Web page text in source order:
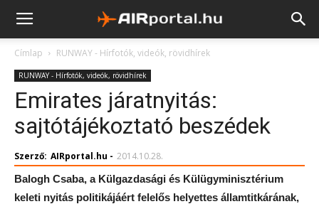
Címlap RUNWAY - Hírfotók, videók, rövidhírek
RUNWAY - Hírfotók, videók, rövidhírek
Emirates járatnyitás:
sajtótájékoztató beszédek
Szerző: AIRportal.hu - 2014.10.28.
Balogh Csaba, a Külgazdasági és Külügyminisztérium
keleti nyitás politikájáért felelős helyettes államtitkárának,